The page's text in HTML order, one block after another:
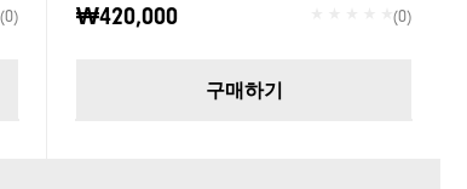
(0) ₩420,000 (0)
구매하기